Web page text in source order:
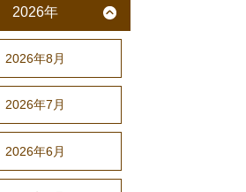
2026年
2026年8月
2026年7月
2026年6月